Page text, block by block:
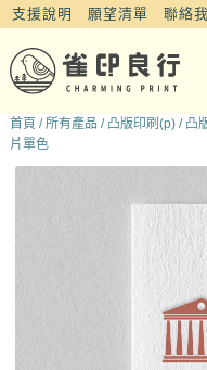
支援說明 願望清單 聯絡
首頁 /所有產品 / 凸版印刷(p)/ 凸
片單色